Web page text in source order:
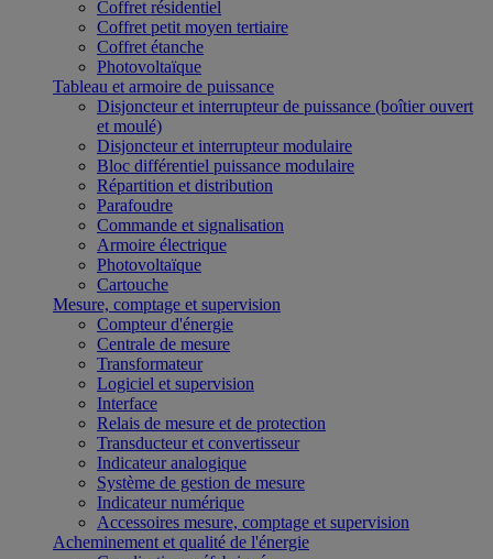
Coffret résidentiel
Coffret petit moyen tertiaire
Coffret étanche
Photovoltaïque
Tableau et armoire de puissance
Disjoncteur et interrupteur de puissance (boîtier ouvert
et moulé)
Disjoncteur et interrupteur modulaire
Bloc différentiel puissance modulaire
Répartition et distribution
Parafoudre
Commande et signalisation
Armoire électrique
Photovoltaïque
Cartouche
Mesure, comptage et supervision
Compteur d'énergie
Centrale de mesure
Transformateur
Logiciel et supervision
Interface
Relais de mesure et de protection
Transducteur et convertisseur
Indicateur analogique
Système de gestion de mesure
Indicateur numérique
Accessoires mesure, comptage et supervision
Acheminement et qualité de l'énergie